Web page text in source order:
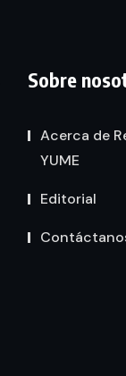
Sobre
Acerca de
YUME
Editorial